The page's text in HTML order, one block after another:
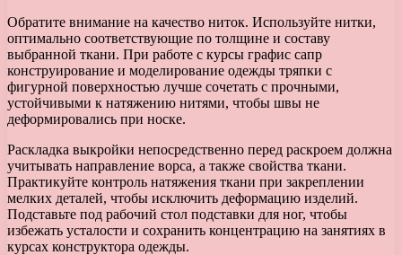
Обратите внимание на качество ниток. Используйте нитки,
оптимально соответствующие по толщине и составу
выбранной ткани. При работе с курсы графис сапр
конструирование и моделирование одежды тряпки с
фигурной поверхностью лучше сочетать с прочными,
устойчивыми к натяжению нитями, чтобы швы не
деформировались при носке.
Раскладка выкройки непосредственно перед раскроем должна
учитывать направление ворса, а также свойства ткани.
Практикуйте контроль натяжения ткани при закреплении
мелких деталей, чтобы исключить деформацию изделий.
Подставьте под рабочий стол подставки для ног, чтобы
избежать усталости и сохранить концентрацию на занятиях в
курсах конструктора одежды.